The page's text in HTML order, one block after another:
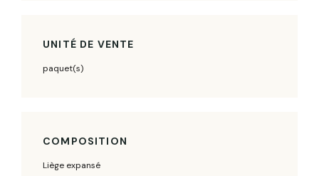
UNITÉ DE VENTE
paquet(s)
COMPOSITION
Liège expansé